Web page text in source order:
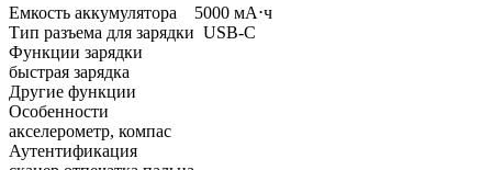
Емкость аккумулятора 5000 мА⋅ч
Тип разъема для зарядки USB-C
Функции зарядки
быстрая зарядка
Другие функции
Особенности
акселерометр, компас
Аутентификация